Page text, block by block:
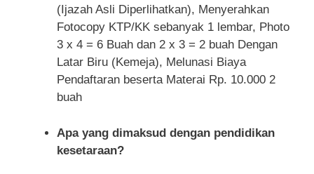
(Ijazah Asli Diperlihatkan), Menyerahkan
Fotocopy KTP/KK sebanyak 1 lembar, Photo
3 x 4 = 6 Buah dan 2 x 3 = 2 buah Dengan
Latar Biru (Kemeja), Melunasi Biaya
Pendaftaran beserta Materai Rp. 10.000 2
buah
Apa yang dimaksud dengan pendidikan
kesetaraan?